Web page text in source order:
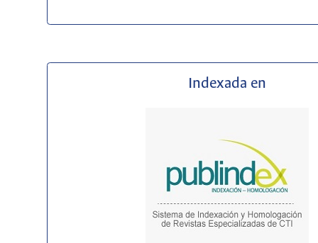
Indexada en